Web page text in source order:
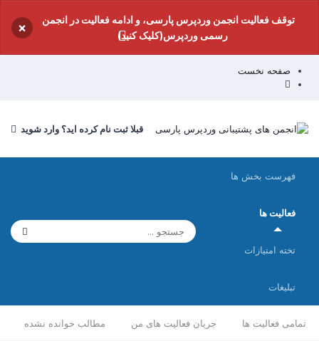
توقف فعالیت انجمن وردپرس پارسی، و ادامه فعالیت در انجمن
رسمی وردپرس(کلیک کنید)
×
صفحه نخست
قبلا ثبت نام کرده اید؟ وارد شوید
فهرست بخش ها
فعالیت ها
تمامی فعالیت ها جریان فعالیت های من مطالب خوانده نشده
تخته امتیازات
تبلیغات